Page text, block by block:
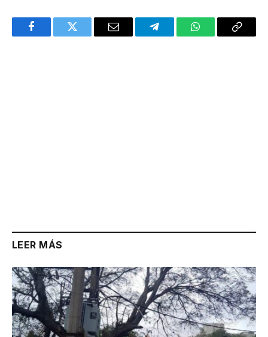
FacebookTwitter Email TelegramWhatsAppCopy
LEER MÁS